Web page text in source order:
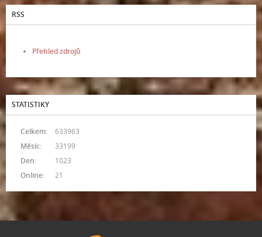
RSS
Přehled zdrojů
STATISTIKY
Online: 21
Celkem:
633963
Měsíc:
33199
Den:
1023